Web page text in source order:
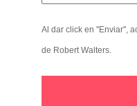
Al dar click en ''Enviar'',
de Robert Walters.